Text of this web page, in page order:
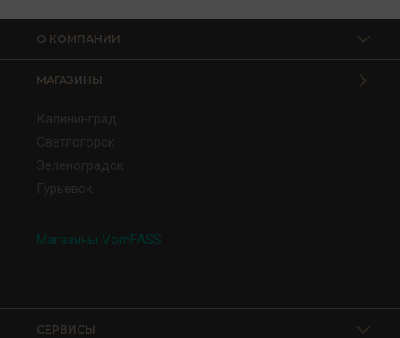
О КОМПАНИИ
МАГАЗИНЫ
Калининград
Светлогорск
Зеленоградск
Гурьевск
Магазины VomFASS
СЕРВИСЫ